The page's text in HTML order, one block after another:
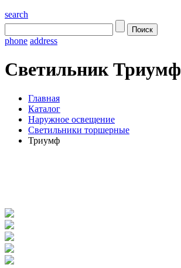
search
phone address
Светильник Триумф
Главная
Каталог
Наружное освещение
Светильники торшерные
Триумф